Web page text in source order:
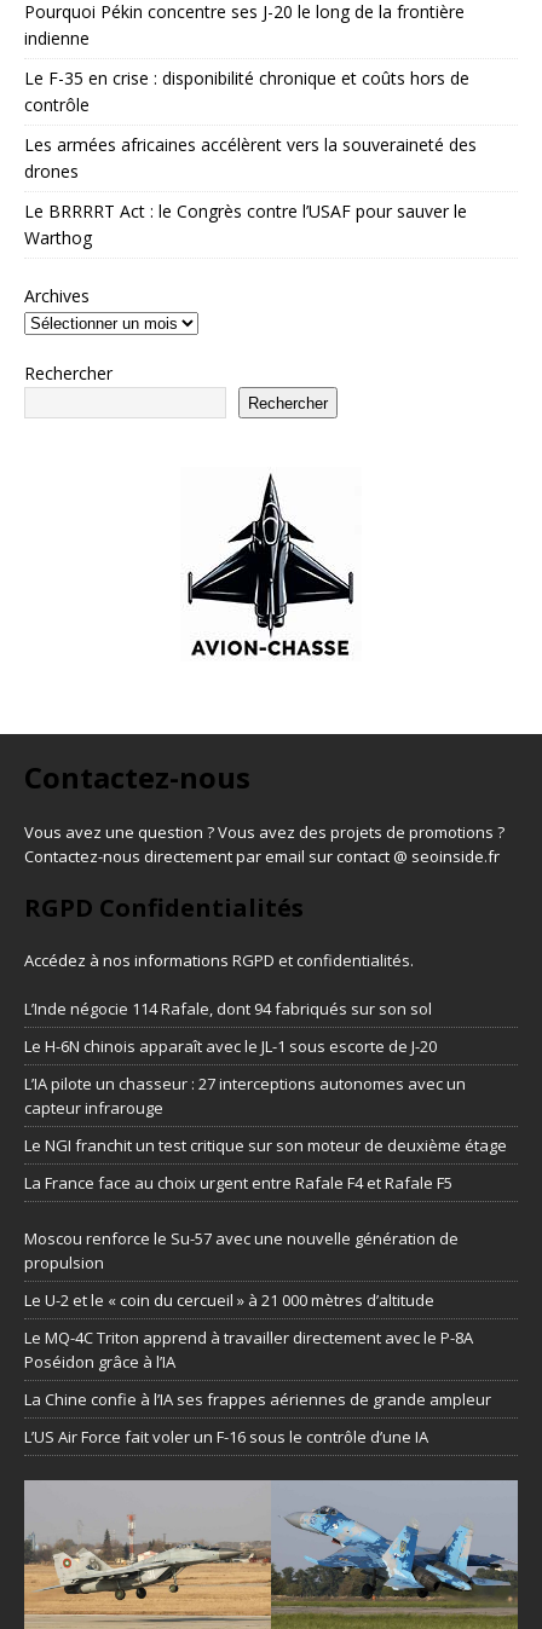
Pourquoi Pékin concentre ses J-20 le long de la frontière
indienne
Le F-35 en crise : disponibilité chronique et coûts hors de
contrôle
Les armées africaines accélèrent vers la souveraineté des
drones
Le BRRRRT Act : le Congrès contre l’USAF pour sauver le
Warthog
Archives
Rechercher
Rechercher
Contactez-nous
Vous avez une question ? Vous avez des projets de promotions ?
Contactez-nous directement par email sur contact @ seoinside.fr
RGPD Confidentialités
Accédez à nos informations RGPD et confidentialités.
L’Inde négocie 114 Rafale, dont 94 fabriqués sur son sol
Le H-6N chinois apparaît avec le JL-1 sous escorte de J-20
L’IA pilote un chasseur : 27 interceptions autonomes avec un
capteur infrarouge
Le NGI franchit un test critique sur son moteur de deuxième étage
La France face au choix urgent entre Rafale F4 et Rafale F5
Moscou renforce le Su-57 avec une nouvelle génération de
propulsion
Le U-2 et le « coin du cercueil » à 21 000 mètres d’altitude
Le MQ-4C Triton apprend à travailler directement avec le P-8A
Poséidon grâce à l’IA
La Chine confie à l’IA ses frappes aériennes de grande ampleur
L’US Air Force fait voler un F-16 sous le contrôle d’une IA